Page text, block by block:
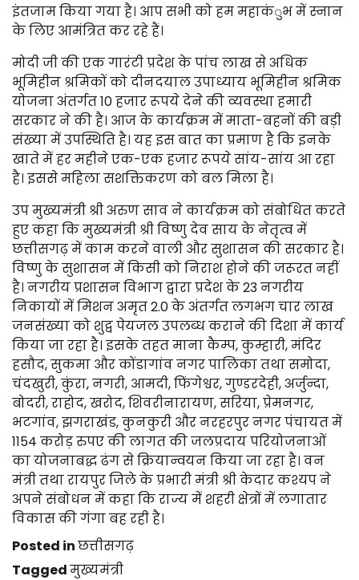
इंतजाम किया गया है। आप सभी को हम महाकंुभ में स्नान
के लिए आमंत्रित कर रहे हैं।
मोदी जी की एक गारंटी प्रदेश के पांच लाख से अधिक
भूमिहीन श्रमिकों को दीनदयाल उपाध्याय भूमिहीन श्रमिक
योजना अंतर्गत 10 हजार रूपये देने की व्यवस्था हमारी
सरकार ने की है। आज के कार्यक्रम में माता-बहनों की बड़ी
संख्या में उपस्थिति है। यह इस बात का प्रमाण है कि इनके
खाते में हर महीने एक-एक हजार रूपये सांय-सांय आ रहा
है। इससे महिला सशक्तिकरण को बल मिला है।
उप मुख्यमंत्री श्री अरुण साव ने कार्यक्रम को संबोधित करते
हुए कहा कि मुख्यमंत्री श्री विष्णु देव साय के नेतृत्व में
छत्तीसगढ़ में काम करने वाली और सुशासन की सरकार है।
विष्णु के सुशासन में किसी को निराश होने की जरूरत नहीं
है। नगरीय प्रशासन विभाग द्वारा प्रदेश के 23 नगरीय
निकायों में मिशन अमृत 2.0 के अंतर्गत लगभग चार लाख
जनसंख्या को शुद्व पेयजल उपलब्ध कराने की दिशा में कार्य
किया जा रहा है। इसके तहत माना कैम्प, कुम्हारी, मंदिर
हसौद, सुकमा और कोंडागांव नगर पालिका तथा समोदा,
चंदखुरी, कुंरा, नगरी, आमदी, फिंगेश्वर, गुण्डरदेही, अर्जुन्दा,
बोदरी, राहोद, खरोद, शिवरीनारायण, सरिया, प्रेमनगर,
भटगांव, झगराखंड, कुनकुरी और नरहरपुर नगर पंचायत में
1154 करोड़ रुपए की लागत की जलप्रदाय परियोजनाओं
का योजनाबद्ध ढंग से क्रियान्वयन किया जा रहा है। वन
मंत्री तथा रायपुर जिले के प्रभारी मंत्री श्री केदार कश्यप ने
अपने संबोधन में कहा कि राज्य में शहरी क्षेत्रों में लगातार
विकास की गंगा बह रही है।
Posted inछत्तीसगढ़
Taggedमुख्यमंत्री